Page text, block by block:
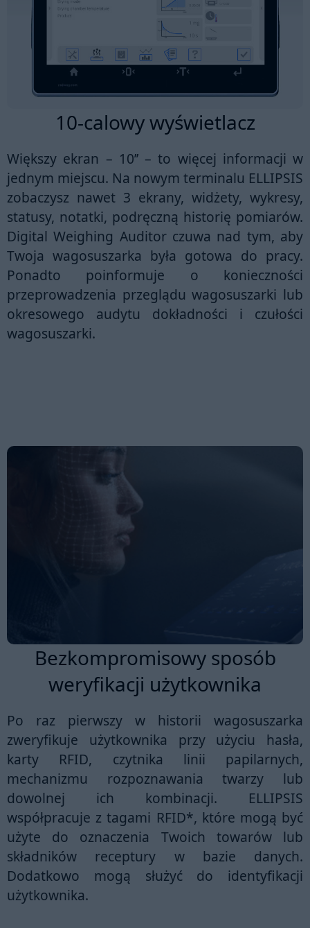
10-calowy wyświetlacz
Większy ekran – 10’’– to więcej informacji w
jednym miejscu. Na nowym terminalu ELLIPSIS
zobaczysz nawet 3 ekrany, widżety, wykresy,
statusy, notatki, podręczną historię pomiarów.
Digital Weighing Auditorczuwa nad tym, aby
Twoja wagosuszarka była gotowa do pracy.
Ponadto poinformuje o konieczności
przeprowadzenia przeglądu wagosuszarki lub
okresowego audytu dokładności i czułości
wagosuszarki.
Bezkompromisowy sposób
weryfikacji użytkownika
Po raz pierwszy w historii wagosuszarka
zweryfikuje użytkownika przy użyciu hasła,
karty RFID, czytnika linii papilarnych,
mechanizmu rozpoznawania twarzy lub
dowolnej ich kombinacji. ELLIPSIS
współpracuje z tagami RFID*, które mogą być
użyte do oznaczenia Twoich towarów lub
składników receptury w bazie danych.
Dodatkowo mogą służyć do identyfikacji
użytkownika.